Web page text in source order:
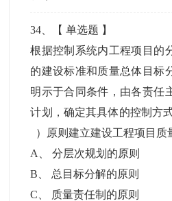
34 、【单选题 】
根据控制系统内工程项目的
的建设标准和质量总体目标
明示于合同条件，由各责任
计划，确定其具体的控制方
）原则建立建设工程项目质
A
、分层次规划的原则
B
总目标分解的原则
C
质量责任制的原则